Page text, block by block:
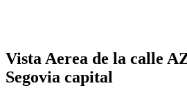
Vista Aerea de la calle
Segovia capital